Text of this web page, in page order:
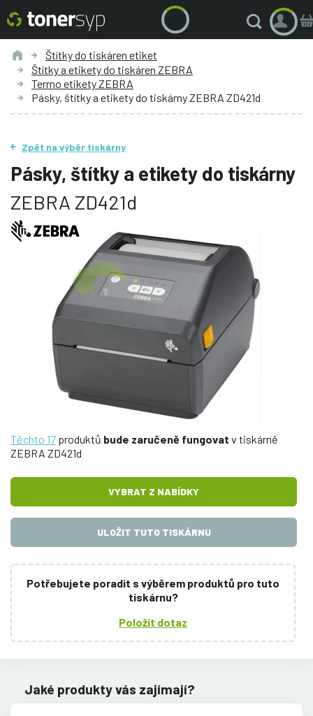
Štítky do tiskáren etiket
Štítky a etikety do tiskáren ZEBRA
Termo etikety ZEBRA
Pásky, štítky a etikety do tiskárny ZEBRA ZD421d
Zpět na výběr tiskárny
Pásky, štítky a etikety do tiskárny
ZEBRA ZD421d
Těchto 17 produktů bude zaručeně fungovat v tiskárně
ZEBRA ZD421d
VYBRAT Z NABÍDKY
ULOŽIT TUTO TISKÁRNU
Potřebujete poradit s výběrem produktů pro tuto
tiskárnu?
Položit dotaz
Jaké produkty vás zajímají?